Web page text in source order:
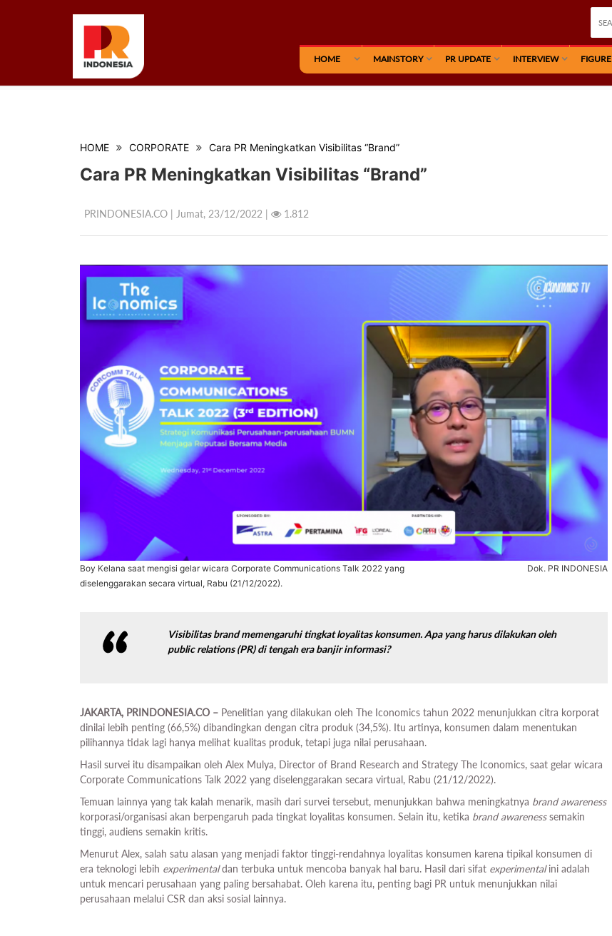
HOME MAINSTORY PR UPDATE INTERVIEW FIGURE
HOME CORPORATE Cara PR Meningkatkan Visibilitas “Brand”
Cara PR Meningkatkan Visibilitas “Brand”
PRINDONESIA.CO | Jumat, 23/12/2022 | 1.812
Boy Kelana saat mengisi gelar wicara Corporate Communications Talk 2022 yang
diselenggarakan secara virtual, Rabu (21/12/2022).
Dok. PR INDONESIA
Visibilitasbrandmemengaruhi tingkat loyalitas konsumen. Apa yang harus dilakukan oleh
public relations(PR) di tengah era banjir informasi?
JAKARTA, PRINDONESIA.CO – Penelitian yang dilakukan oleh The Iconomics tahun 2022 menunjukkan citra korporat
dinilai lebih penting (66,5%) dibandingkan dengan citra produk (34,5%). Itu artinya, konsumen dalam menentukan
pilihannya tidak lagi hanya melihat kualitas produk, tetapi juga nilai perusahaan.
Hasil survei itu disampaikan oleh Alex Mulya, Director of Brand Research and Strategy The Iconomics, saat gelar wicara
Corporate Communications Talk 2022 yang diselenggarakan secara virtual, Rabu (21/12/2022).
Temuan lainnya yang tak kalah menarik, masih dari survei tersebut, menunjukkan bahwa meningkatnya brand awareness
korporasi/organisasi akan berpengaruh pada tingkat loyalitas konsumen. Selain itu, ketika brand awarenesssemakin
tinggi, audiens semakin kritis.
Menurut Alex, salah satu alasan yang menjadi faktor tinggi-rendahnya loyalitas konsumen karena tipikal konsumen di
era teknologi lebih experimentaldan terbuka untuk mencoba banyak hal baru. Hasil dari sifat experimentalini adalah
untuk mencari perusahaan yang paling bersahabat. Oleh karena itu, penting bagi PR untuk menunjukkan nilai
perusahaan melalui CSR dan aksi sosial lainnya.